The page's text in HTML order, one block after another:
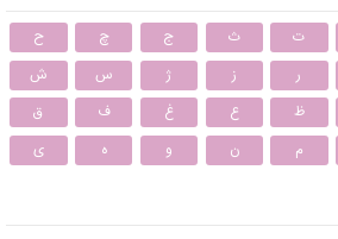
ت ث ج چ
ح
ر ز ژ س
ش
ظ ع غ ف
ق
م ن و ه ی